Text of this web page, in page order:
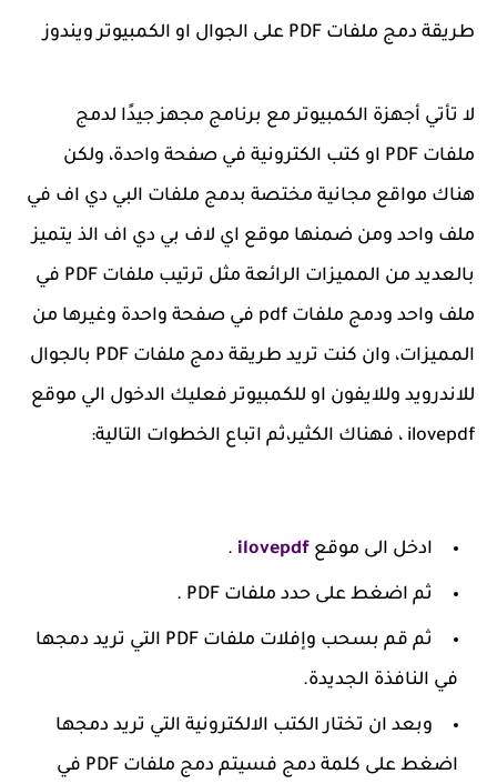
طريقة دمج ملفات PDF على الجوال او الكمبيوتر ويندوز
لا تأتي أجهزة الكمبيوتر مع برنامج مجهز جيدًا لدمج
ملفات PDF او كتب الكترونية في صفحة واحدة، ولكن
هناك مواقع مجانية مختصة بدمج ملفات البي دي اف في
ملف واحد ومن ضمنها موقع اي لاف بي دي اف الذ يتميز
بالعديد من المميزات الرائعة مثل ترتيب ملفات PDF في
ملف واحد ودمج ملفات pdf في صفحة واحدة وغيرها من
المميزات، وان كنت تريد طريقة دمج ملفات PDF بالجوال
للاندرويد وللايفون او للكمبيوتر فعليك الدخول الي موقع
ilovepdf ، فهناك الكثير،ثم اتباع الخطوات التالية:
ادخل الى موقع ilovepdf
.
ثم اضغط على حدد ملفات PDF .
ثم قم بسحب وإفلات ملفات PDF التي تريد دمجها
في النافذة الجديدة.
وبعد ان تختار الكتب الالكترونية التي تريد دمجها
اضغط على كلمة دمج فسيتم دمج ملفات PDF في